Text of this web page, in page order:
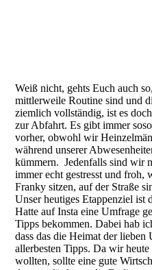
Weiß nicht, gehts Euch auch
mittlerweile Routine sind und
ziemlich vollständig, ist es
zur Abfahrt. Es gibt immer
vorher, obwohl wir
während unserer
kümmern. Jedenfalls sind wir
immer echt gestresst und froh,
Franky sitzen, auf der Straße
Unser heutiges Etappenziel ist
Hatte auf Insta eine Umfrage
Tipps bekommen. Dabei hab
dass das die Heimat der
allerbesten Tipps. Da wir heute
wollten, sollte eine gute